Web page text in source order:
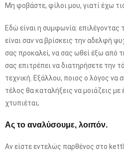
Μη φοβάστε, φίλοι μου, γιατί έχω
Εδώ είναι η συμφωνία: επιλέγοντας
είναι σαν να βρίσκεις την αδελφή
σας προκαλεί, να σας ωθεί έξω από
σας επιτρέπει να διατηρήσετε την
τεχνική. Εξάλλου, ποιος ο λόγος να
τέλος θα καταλήξεις να μοιάζεις
χτυπιέται;
Ας το αναλύσουμε, λοιπόν.
Αν είστε εντελώς παρθένος στο